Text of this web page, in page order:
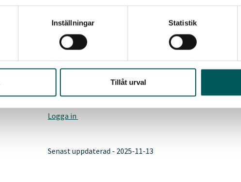
Inställningar Statistik
Tillåt urval
800 kr per licens (exkl. moms)
6 000 kr per klippkort med 10 licenser (exkl. moms)
1 200 kr per licens (exkl. moms)
9 000 kr per klippkort med 10 licenser (exkl. moms)
Logga in
Senast uppdaterad - 2025-11-13